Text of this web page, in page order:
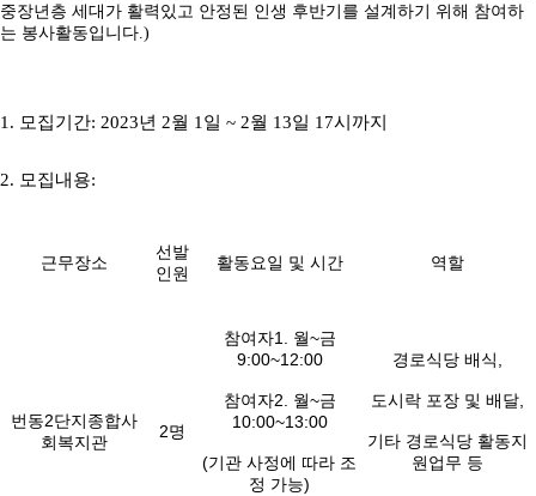
중장년층 세대가 활력있고 안정된 인생 후반기를 설계하기 위해 참여하
는 봉사활동입니다 .)
1. 모집기간: 2023년 2월 1 일 ~ 2월 13일 17시까지
2. 모집내용:
근무장소
선발
인원
활동요일 및 시간 역할
번동2단지종합사
회복지관
2명
참여자1. 월~금
9:00~12:00
참여자2. 월~금
10:00~13:00
(기관 사정에 따라 조
정 가능)
경로식당 배식,
도시락 포장 및 배달,
기타 경로식당 활동지
원업무 등